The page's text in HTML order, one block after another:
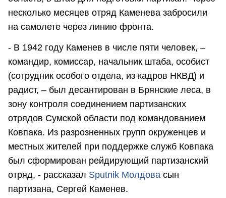
несколько месяцев отряд Каменева забросили
на самолете через линию фронта.
- В 1942 году Каменев в числе пяти человек, –
командир, комиссар, начальник штаба, особист
(сотрудник особого отдела, из кадров НКВД) и
радист, – был десантирован в Брянские леса, в
зону контроля соединением партизанских
отрядов Сумской области под командованием
Ковпака. Из разрозненных групп окруженцев и
местных жителей при поддержке служб Ковпака
был сформирован рейдирующий партизанский
отряд, - рассказал Sputnik Молдова сын
партизана, Сергей Каменев.